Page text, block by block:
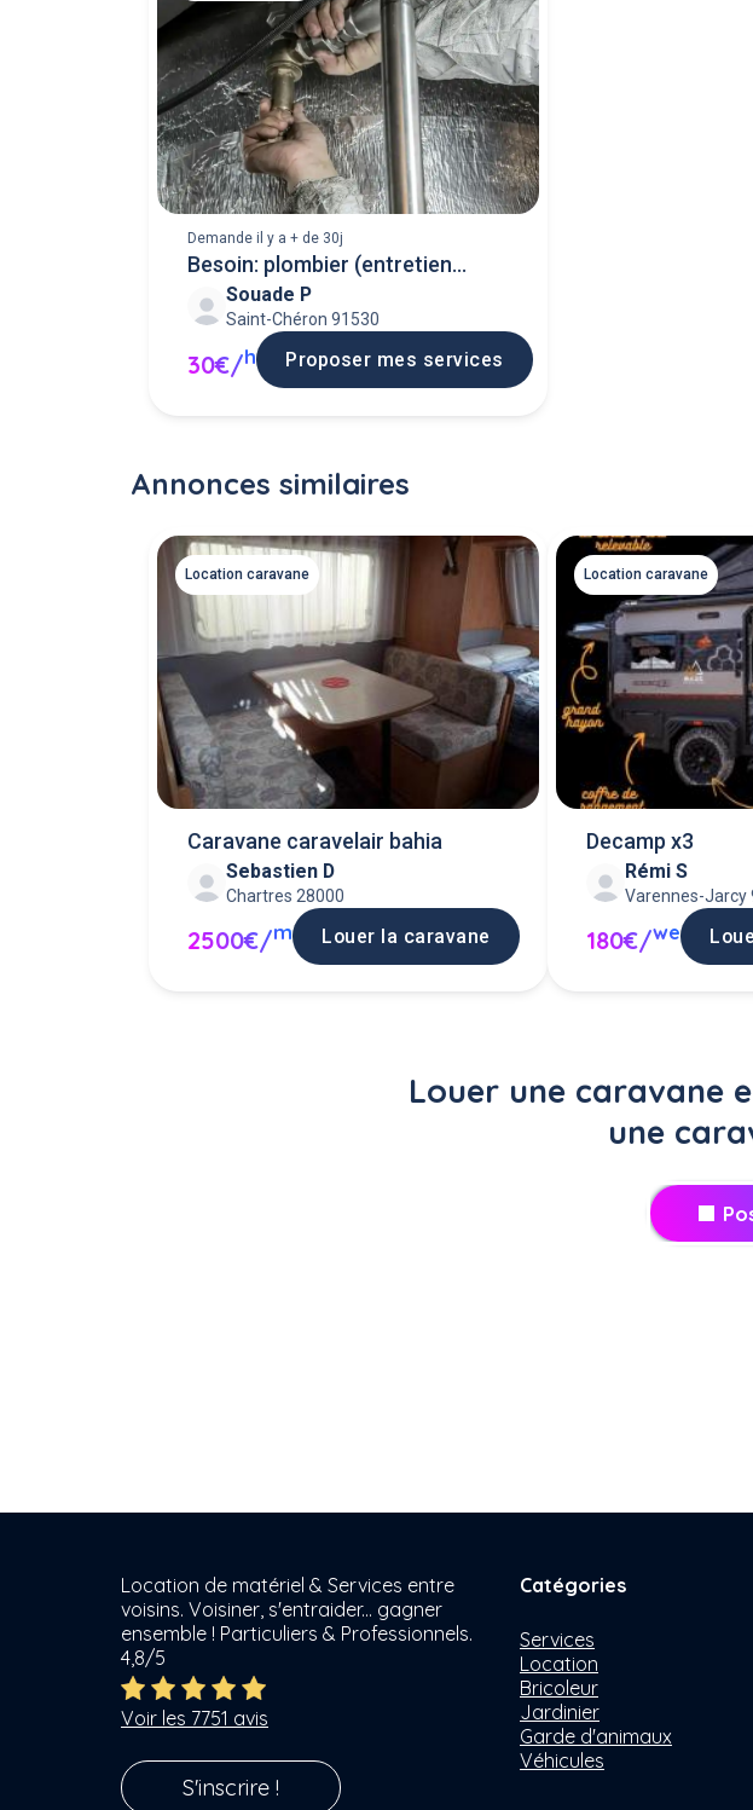
Demande il y a + de 30j
Besoin: plombier (entretien
chauffe-eau)
Souade P
Saint-Chéron 91530
30€/h Proposer mes services
Annonces similaires
Location caravane
Caravane caravelair bahia
Sebastien D
Chartres 28000
2500€/m Louer la caravane
Location caravane
Decamp x3
Rémi S
Varennes-Jarcy
180€/we
Louer une caravane
une
Location de matériel & Services entre
voisins. Voisiner, s'entraider... gagner
ensemble ! Particuliers & Professionnels.
4,8/5
Voir les 7751 avis
S'inscrire !
Catégories
Services
Location
Bricoleur
Jardinier
Garde d'animaux
Véhicules